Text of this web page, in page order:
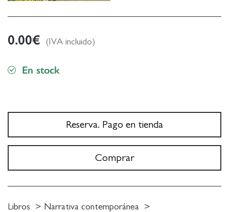
0.00€ (IVA incluido)
En stock
Reserva. Pago en tienda
Comprar
Libros
Narrativa contemporánea